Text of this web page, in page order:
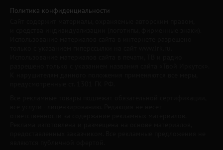
Политика конфиденциальности